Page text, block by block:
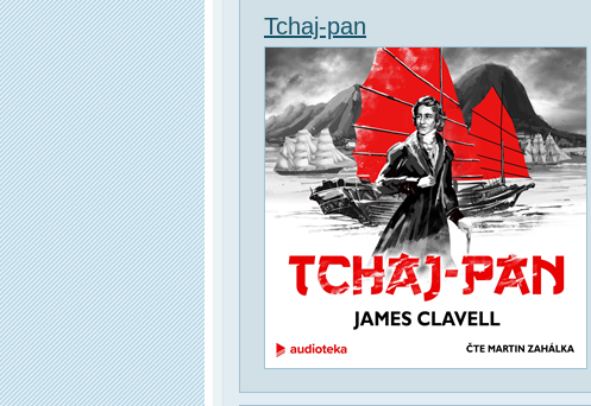
Tchaj-pan